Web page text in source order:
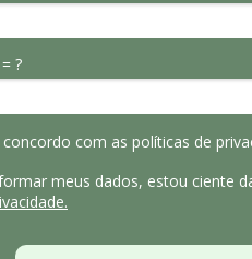
?
com as políticas de
meus dados, estou ciente